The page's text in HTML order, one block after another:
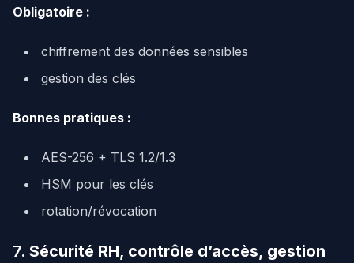
Obligatoire :
chiffrement des données sensibles
gestion des clés
Bonnes pratiques :
AES-256 + TLS 1.2/1.3
HSM pour les clés
rotation/révocation
7. Sécurité RH, contrôle d’accès, gestion